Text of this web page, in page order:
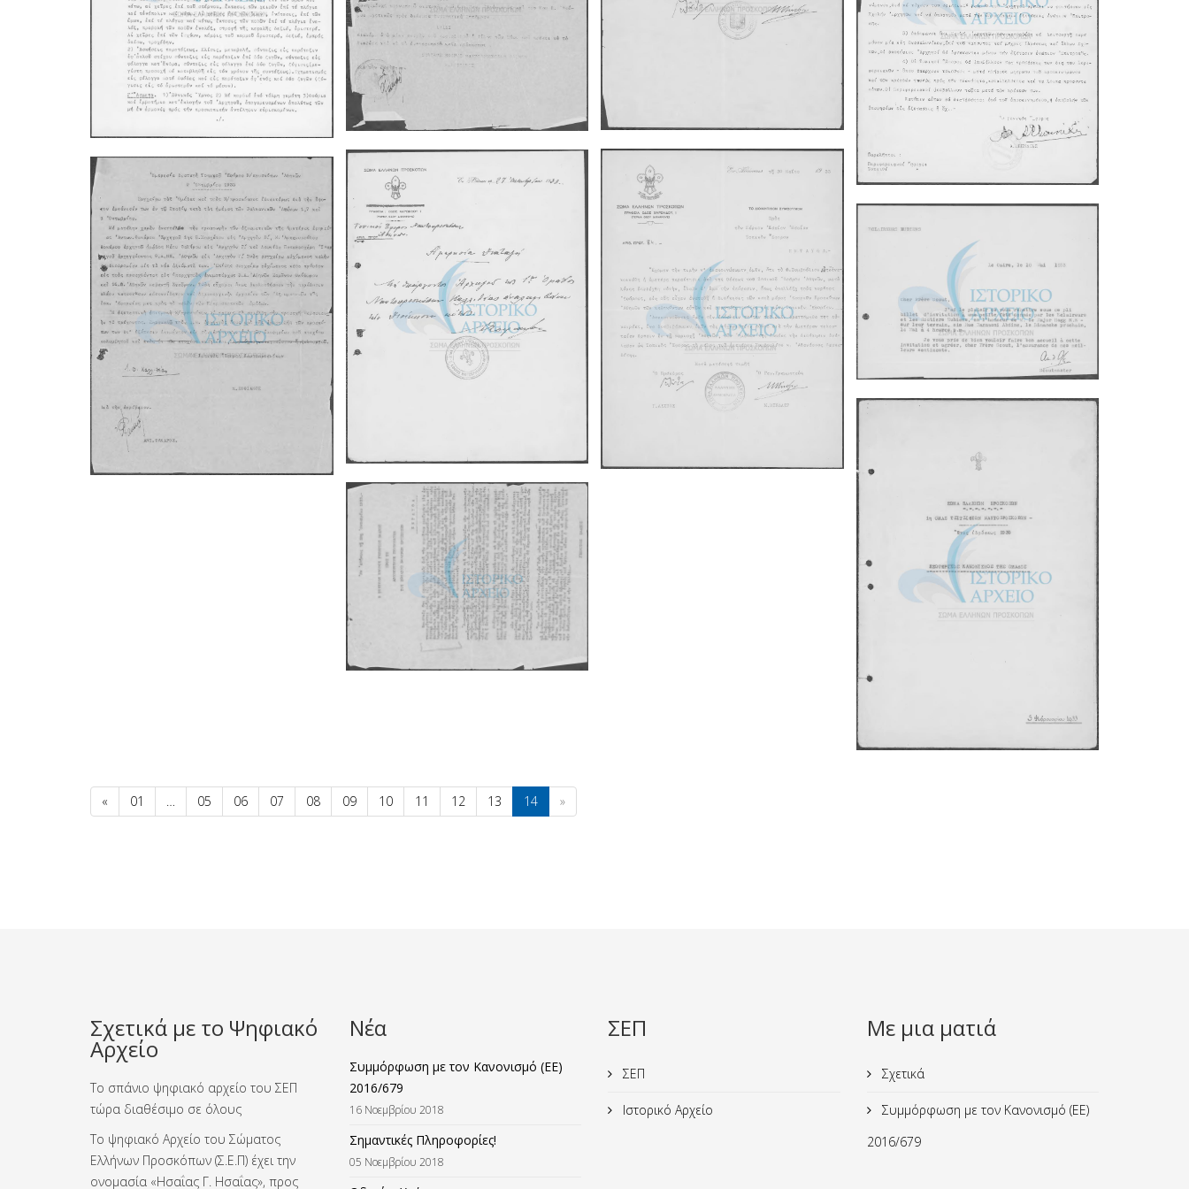
« 01 … 05 06 07 08 09 10 11 12 13 14 »
Σχετικά με το Ψηφιακό
Αρχείο
Το σπάνιο ψηφιακό αρχείο του ΣΕΠ
τώρα διαθέσιμο σε όλους
Το ψηφιακό Αρχείο του Σώματος
Ελλήνων Προσκόπων (Σ.Ε.Π) έχει την
ονομασία «Ησαΐας Γ. Ησαΐας», προς
Νέα
Συμμόρφωση με τον Κανονισμό (ΕΕ)
2016/679
16 Νοεμβρίου 2018
Σημαντικές Πληροφορίες!
05 Νοεμβρίου 2018
ΣΕΠ
ΣΕΠ
Ιστορικό Αρχείο
Με μια ματιά
Σχετικά
Συμμόρφωση με τον Κανονισμό (ΕΕ)
2016/679